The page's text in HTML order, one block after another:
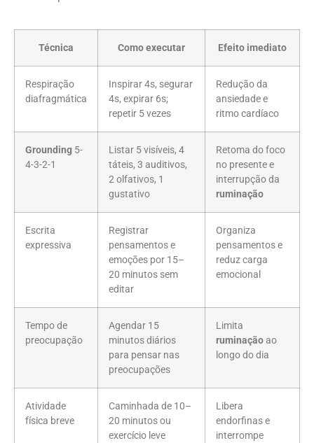
Técnica Como executar Efeito imediato
Respiração
diafragmática
Inspirar 4s, segurar
4s, expirar 6s;
repetir 5 vezes
Redução da
ansiedade e
ritmo cardíaco
Grounding 5-
4-3-2-1
Listar 5 visíveis, 4
táteis, 3 auditivos,
2 olfativos, 1
gustativo
Retoma do foco
no presente e
interrupção da
ruminação
Escrita
expressiva
Registrar
pensamentos e
emoções por 15–
20 minutos sem
editar
Organiza
pensamentos e
reduz carga
emocional
Tempo de
preocupação
Agendar 15
minutos diários
para pensar nas
preocupações
Limita
ruminaçãoao
longo do dia
Atividade
física breve
Caminhada de 10–
20 minutos ou
exercício leve
Libera
endorfinas e
interrompe